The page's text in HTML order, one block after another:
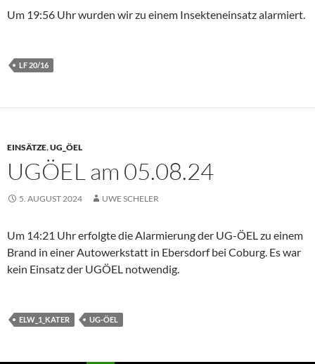
Um 19:56 Uhr wurden wir zu einem Insekteneinsatz alarmiert.
LF 20/16
EINSÄTZE,UG_ÖEL
UGÖEL am 05.08.24
5. AUGUST 2024 UWE SCHELER
Um 14:21 Uhr erfolgte die Alarmierung der UG-ÖEL zu einem
Brand in einer Autowerkstatt in Ebersdorf bei Coburg. Es war
kein Einsatz der UGÖEL notwendig.
ELW_1_KATER UG-ÖEL